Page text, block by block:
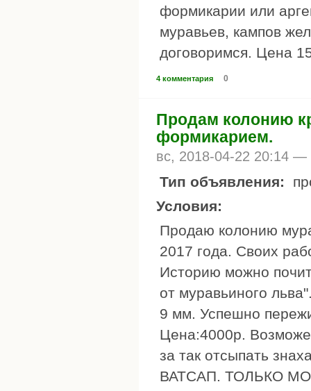
формикарии или
муравьев, кампов
договоримся. Цена
4 комментария 0
Продам колонию
формикарием.
вс, 2018-04-22 20:14 —
Тип объявления:
Условия:
Продаю колонию
2017 года. Своих
Историю можно
от муравьиного
9 мм. Успешно
Цена:4000р.
за так отсыпать
ВАТСАП. ТОЛЬКО